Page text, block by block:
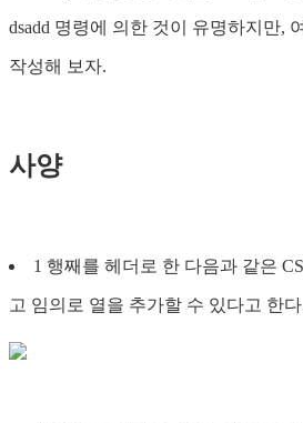
dsadd 명령에 의한 것이 유명하지만,
작성해 보자.
사양
1 행째를 헤더로 한 다음과 같은
고 임의로 열을 추가할 수 있다고 한